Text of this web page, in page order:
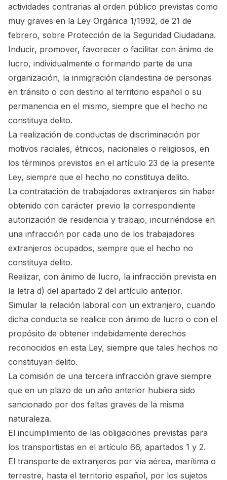
actividades contrarias al orden público previstas como
muy graves en la Ley Orgánica 1/1992, de 21 de
febrero, sobre Protección de la Seguridad Ciudadana.
Inducir, promover, favorecer o facilitar con ánimo de
lucro, individualmente o formando parte de una
organización, la inmigración clandestina de personas
en tránsito o con destino al territorio español o su
permanencia en el mismo, siempre que el hecho no
constituya delito.
La realización de conductas de discriminación por
motivos raciales, étnicos, nacionales o religiosos, en
los términos previstos en el artículo 23 de la presente
Ley, siempre que el hecho no constituya delito.
La contratación de trabajadores extranjeros sin haber
obtenido con carácter previo la correspondiente
autorización de residencia y trabajo, incurriéndose en
una infracción por cada uno de los trabajadores
extranjeros ocupados, siempre que el hecho no
constituya delito.
Realizar, con ánimo de lucro, la infracción prevista en
la letra d) del apartado 2 del artículo anterior.
Simular la relación laboral con un extranjero, cuando
dicha conducta se realice con ánimo de lucro o con el
propósito de obtener indebidamente derechos
reconocidos en esta Ley, siempre que tales hechos no
constituyan delito.
La comisión de una tercera infracción grave siempre
que en un plazo de un año anterior hubiera sido
sancionado por dos faltas graves de la misma
naturaleza.
El incumplimiento de las obligaciones previstas para
los transportistas en el artículo 66, apartados 1 y 2.
El transporte de extranjeros por vía aérea, marítima o
terrestre, hasta el territorio español, por los sujetos